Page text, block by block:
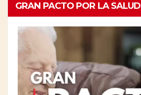
GRAN PACTO POR LA SALUD